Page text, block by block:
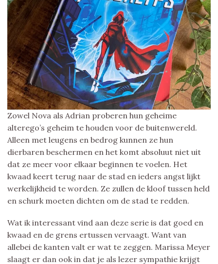
Zowel Nova als Adrian proberen hun geheime
alterego’s geheim te houden voor de buitenwereld.
Alleen met leugens en bedrog kunnen ze hun
dierbaren beschermen en het komt absoluut niet uit
dat ze meer voor elkaar beginnen te voelen. Het
kwaad keert terug naar de stad en ieders angst lijkt
werkelijkheid te worden. Ze zullen de kloof tussen held
en schurk moeten dichten om de stad te redden.
Wat ik interessant vind aan deze serie is dat goed en
kwaad en de grens ertussen vervaagt. Want van
allebei de kanten valt er wat te zeggen. Marissa Meyer
slaagt er dan ook in dat je als lezer sympathie krijgt